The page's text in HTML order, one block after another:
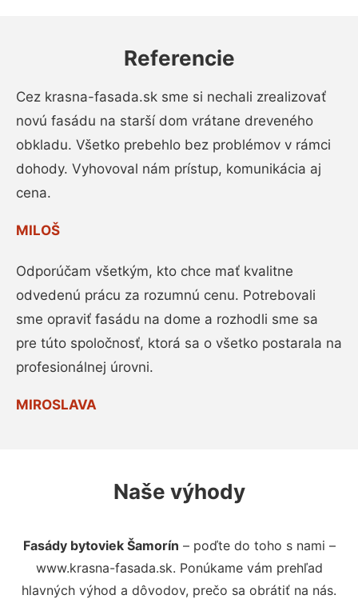
Referencie
Cez krasna-fasada.sk sme si nechali zrealizovať
novú fasádu na starší dom vrátane dreveného
obkladu. Všetko prebehlo bez problémov v rámci
dohody. Vyhovoval nám prístup, komunikácia aj
cena.
MILOŠ
Odporúčam všetkým, kto chce mať kvalitne
odvedenú prácu za rozumnú cenu. Potrebovali
sme opraviť fasádu na dome a rozhodli sme sa
pre túto spoločnosť, ktorá sa o všetko postarala na
profesionálnej úrovni.
MIROSLAVA
Naše výhody
Fasády bytoviek Šamorín – poďte do toho s nami –
www.krasna-fasada.sk. Ponúkame vám prehľad
hlavných výhod a dôvodov, prečo sa obrátiť na nás.